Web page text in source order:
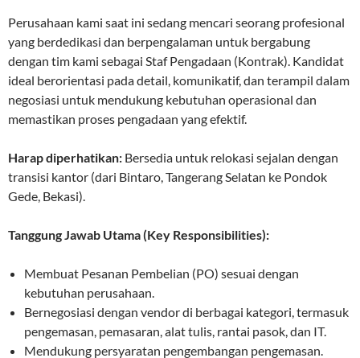
Perusahaan kami saat ini sedang mencari seorang profesional
yang berdedikasi dan berpengalaman untuk bergabung
dengan tim kami sebagai Staf Pengadaan (Kontrak). Kandidat
ideal berorientasi pada detail, komunikatif, dan terampil dalam
negosiasi untuk mendukung kebutuhan operasional dan
memastikan proses pengadaan yang efektif.
Harap diperhatikan: Bersedia untuk relokasi sejalan dengan
transisi kantor (dari Bintaro, Tangerang Selatan ke Pondok
Gede, Bekasi).
Tanggung Jawab Utama (Key Responsibilities):
Membuat Pesanan Pembelian (PO) sesuai dengan
kebutuhan perusahaan.
Bernegosiasi dengan vendor di berbagai kategori, termasuk
pengemasan, pemasaran, alat tulis, rantai pasok, dan IT.
Mendukung persyaratan pengembangan pengemasan.